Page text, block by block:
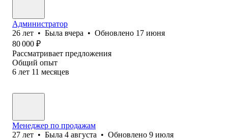
Администратор
26 лет • Была вчера • Обновлено 17 июня
80 000 ₽
Рассматривает предложения
Общий опыт
6 лет 11 месяцев
Менеджер по продажам
27 лет • Была 4 августа • Обновлено 9 июля